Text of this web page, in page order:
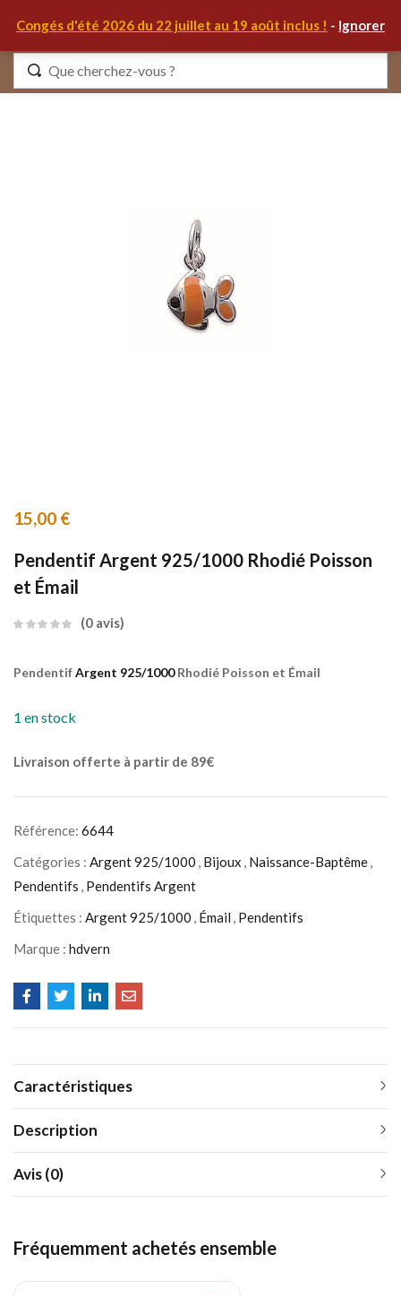
Congés d'été 2026 du 22 juillet au 19 août inclus ! - Ignorer
15,00 €
Pendentif Argent 925/1000 Rhodié Poisson
et Émail
0 avis
PendentifArgent 925/1000Rhodié Poisson et Émail
1 en stock
Livraison offerte à partir de 89€
Référence: 6644
Catégories : Argent 925/1000 , Bijoux , Naissance-Baptême,
Pendentifs , Pendentifs Argent
Étiquettes : Argent 925/1000 , Émail , Pendentifs
Marque : hdvern
Caractéristiques
Description
Avis (0)
Fréquemment achetés ensemble
Identifiez-vous
S'IDENTIFIER
MON COMPTE